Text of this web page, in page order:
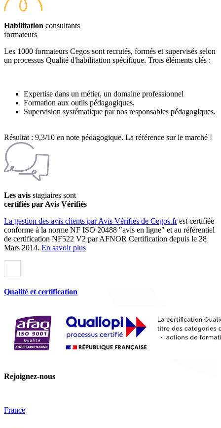
Habilitation consultants
formateurs
Les 1000 formateurs Cegos sont recrutés, formés et supervisés selon
un processus Qualité d'habilitation spécifique. Trois éléments clés :
Expertise dans un métier, un domaine professionnel
Formation aux outils pédagogiques,
Supervision systématique par nos responsables pédagogiques.
Résultat : 9,3/10 en note pédagogique. La référence sur le marché !
Les avis stagiaires sont
certifiés par Avis Vérifiés
La gestion des avis clients par Avis Vérifiés de Cegos.frest certifiée
conforme à la norme NF ISO 20488 "avis en ligne" et au référentiel
de certification NF522 V2 par AFNOR Certification depuis le 28
Mars 2014. En savoir plus
Qualité et certification
Rejoignez-nous
France